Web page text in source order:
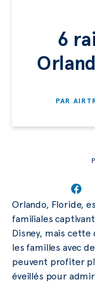
6
PAR
Orlando, Floride,
familiales
Disney, mais
les familles avec
peuvent profiter
éveillés pour